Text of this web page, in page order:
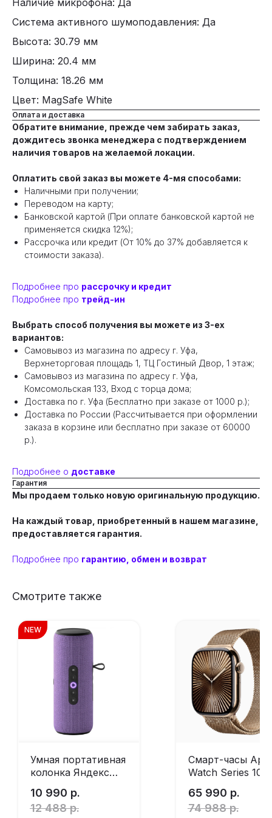
Наличие микрофона: Да
Система активного шумоподавления: Да
Высота: 30.79 мм
Ширина: 20.4 мм
Толщина: 18.26 мм
Цвет: MagSafe White
Оплата и доставка
Обратите внимание, прежде чем забирать заказ,
дождитесь звонка менеджера с подтверждением
наличия товаров на желаемой локации.
Оплатить свой заказ вы можете 4-мя способами:
Наличными при получении;
Переводом на карту;
Банковской картой (При оплате банковской картой не
применяется скидка 12%);
Рассрочка или кредит (От 10% до 37% добавляется к
стоимости заказа).
Подробнее про рассрочку и кредит
Подробнее про трейд-ин
Выбрать способ получения вы можете из 3-ех
вариантов:
Самовывоз из магазина по адресу г. Уфа,
Верхнеторговая площадь 1, ТЦ Гостиный Двор, 1 этаж;
Самовывоз из магазина по адресу г. Уфа,
Комсомольская 133, Вход с торца дома;
Доставка по г. Уфа (Бесплатно при заказе от 1000 р.);
Доставка по России (Рассчитывается при оформлении
заказа в корзине или бесплатно при заказе от 60000
р.).
Подробнее о доставке
Гарантия
Мы продаем только новую оригинальную продукцию.
На каждый товар, приобретенный в нашем магазине,
предоставляется гарантия.
Подробнее про гарантию, обмен и возврат
Смотрите также
NEW
Умная портативная
колонка Яндекс
Алисой Violet
10 990 р.
12 488 р.
Смарт-часы
Watch Series 10
титана цвета
«титановый
65 990 р.
74 988 р.